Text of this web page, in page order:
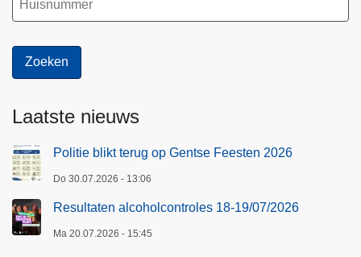
Laatste nieuws
Politie blikt terug op Gentse Feesten 2026
Do 30.07.2026 - 13:06
Resultaten alcoholcontroles 18-19/07/2026
Ma 20.07.2026 - 15:45